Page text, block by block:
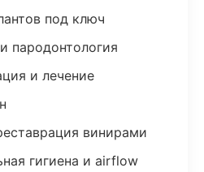
под ключ
пародонтология
и лечение
винирами
гигиена и airflow